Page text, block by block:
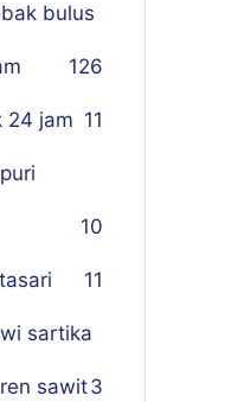
bulus
26
1
24 jam 11
10
11
sartika
3
sawit